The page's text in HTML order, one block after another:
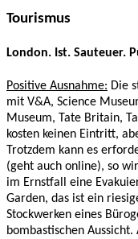
Tourismus
London. Ist. Sauteuer.
Positive Ausnahme: Die
mit V&A, Science
Museum, Tate Britain,
kosten keinen Eintritt,
Trotzdem kann es
(geht auch online), so
im Ernstfall eine
Garden, das ist ein
Stockwerken eines
bombastischen